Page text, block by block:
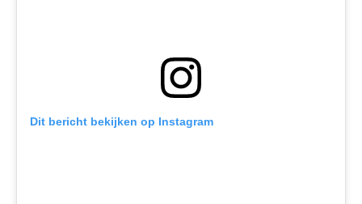
Dit bericht bekijken op Instagram